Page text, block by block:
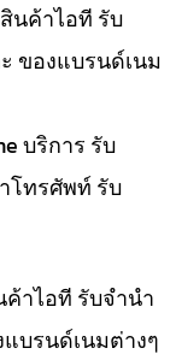
นค้าไอที รับ
ของแบรนด์เนม
บริการ รับ
โทรศัพท์ รับ
าไอที รับจำนำ
บรนด์เนมต่างๆ